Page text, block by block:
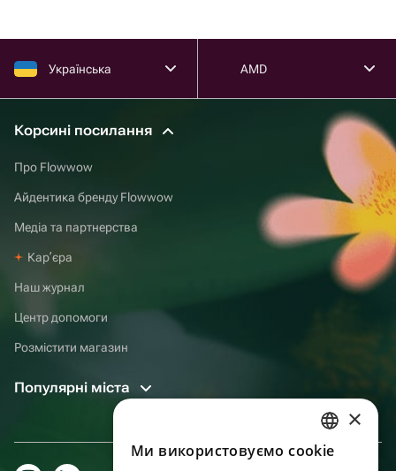
Українська AMD
Корсині посилання
Про Flowwow
Айдентика бренду Flowwow
Медіа та партнерства
Карʼєра
Наш журнал
Центр допомоги
Розмістити магазин
Популярні міста
RUSSIAN
×
Ми використовуємо cookie